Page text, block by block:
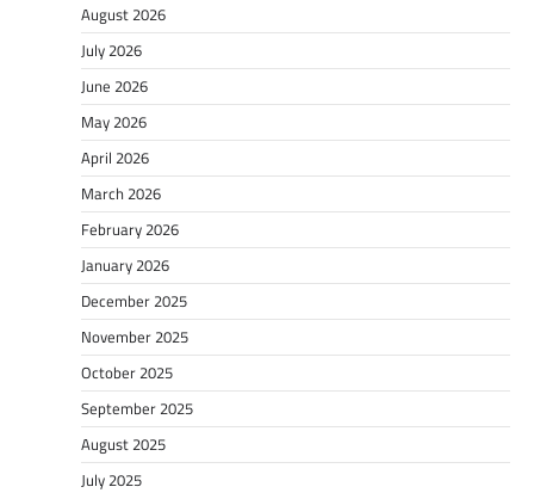
August 2026
July 2026
June 2026
May 2026
April 2026
March 2026
February 2026
January 2026
December 2025
November 2025
October 2025
September 2025
August 2025
July 2025